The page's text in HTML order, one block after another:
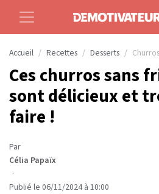
Accueil Recettes Desserts
Ces churros sans
sont délicieux et
faire !
Par
Célia Papaïx
·
Publié le 06/11/2024 à 10:00